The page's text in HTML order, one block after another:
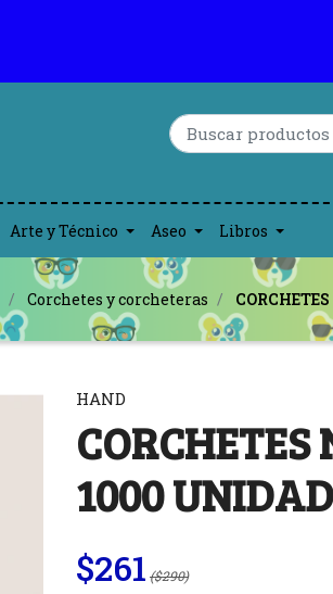
Arte y Técnico Aseo Libros
Corchetes y corcheteras
HAND
1000
$261 ($290)